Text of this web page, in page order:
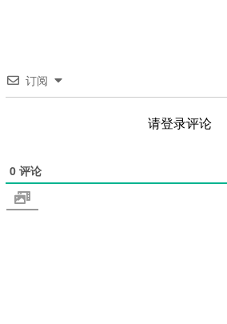
订阅
请登录评论
0 评论